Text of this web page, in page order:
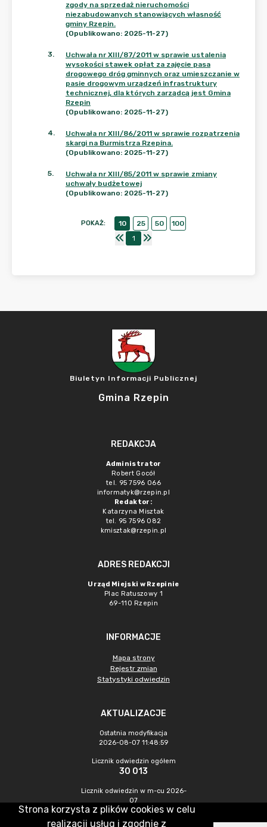
zgody na sprzedaż nieruchomości
niezabudowanych stanowiących własność
gminy Rzepin.
(Opublikowano: 2025-11-27)
3.
Uchwała nr XIII/87/2011 w sprawie ustalenia
wysokości stawek opłat za zajęcie pasa
drogowego dróg gminnych oraz umieszczanie w
pasie drogowym urządzeń infrastruktury
technicznej, dla których zarządcą jest Gmina
Rzepin
(Opublikowano: 2025-11-27)
4.
Uchwała nr XIII/86/2011 w sprawie rozpatrzenia
skargi na Burmistrza Rzepina.
(Opublikowano: 2025-11-27)
5.
Uchwała nr XIII/85/2011 w sprawie zmiany
uchwały budżetowej
(Opublikowano: 2025-11-27)
POKAŻ: 10 25 50
100
1
Biuletyn Informacji Publicznej
Gmina Rzepin
REDAKCJA
Administrator
Robert Gocół
tel. 95 7596 066
informatyk@rzepin.pl
Redaktor:
Katarzyna Misztak
tel. 95 7596 082
kmisztak@rzepin.pl
ADRES REDAKCJI
Urząd Miejski w Rzepinie
Plac Ratuszowy 1
69-110 Rzepin
INFORMACJE
Mapa strony
Rejestr zmian
Statystyki odwiedzin
AKTUALIZACJE
Ostatnia modyfikacja
2026-08-07 11:48:59
Licznik odwiedzin ogółem
30 013
Licznik odwiedzin w m-cu 2026-
07
503
Strona korzysta z plików cookies w celu
realizacji usług i zgodnie z